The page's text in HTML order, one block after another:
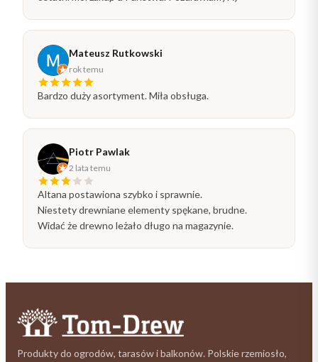
Mateusz Rutkowski
rok temu
Bardzo duży asortyment. Miła obsługa.
Piotr Pawlak
2 lata temu
Altana postawiona szybko i sprawnie.
Niestety drewniane elementy spękane, brudne.
Widać że drewno leżało długo na magazynie.
Produkty do ogrodów, tarasów i balkonów. Polskie rzemiosło,